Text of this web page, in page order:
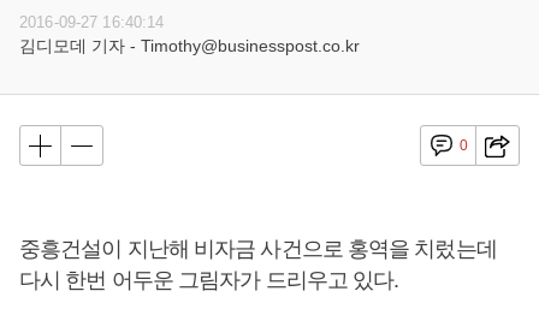
2016-09-27 16:40:14
김디모데 기자 - Timothy@businesspost.co.kr
0
중흥건설이 지난해 비자금 사건으로 홍역을 치렀는데
다시 한번 어두운 그림자가 드리우고 있다.